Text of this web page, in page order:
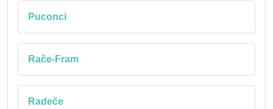
Puconci
Rače-Fram
Radeče